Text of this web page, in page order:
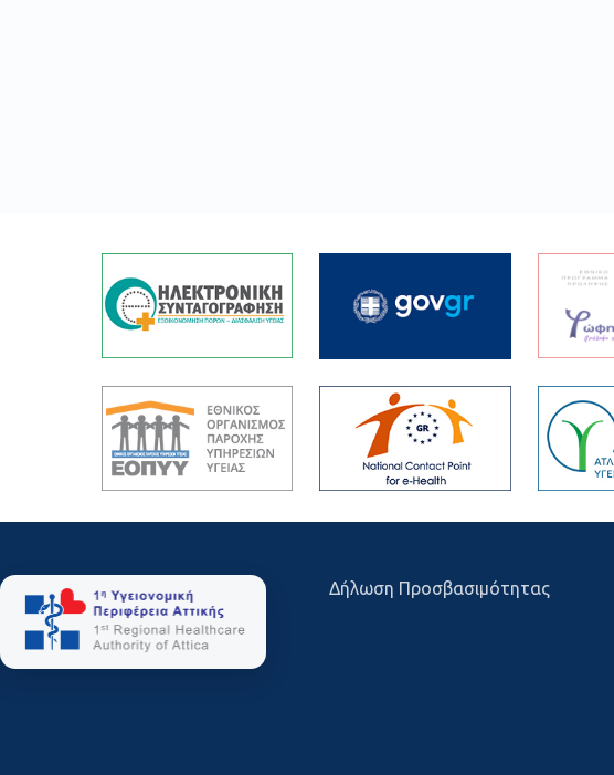
Δήλωση Προσβασιμότητας